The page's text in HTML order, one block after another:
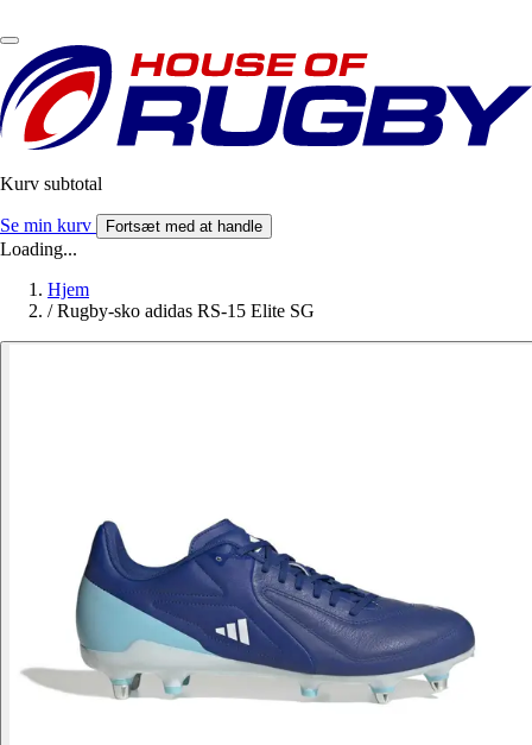
Kurv subtotal
Se min kurv Fortsæt med at handle
Loading...
Hjem
/ Rugby-sko adidas RS-15 Elite SG